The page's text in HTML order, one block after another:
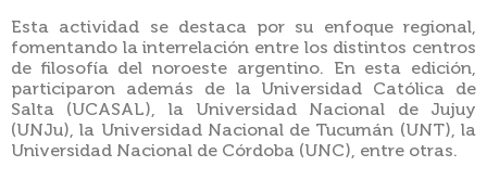
Esta actividad se destaca por su enfoque regional,
fomentando la interrelación entre los distintos centros
de filosofía del noroeste argentino. En esta edición,
participaron además de la Universidad Católica de
Salta (UCASAL), la Universidad Nacional de Jujuy
(UNJu), la Universidad Nacional de Tucumán (UNT), la
Universidad Nacional de Córdoba (UNC), entre otras.